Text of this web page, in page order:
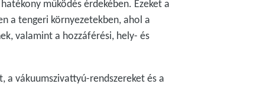
működés érdekében. Ezeket a
a tengeri környezetekben, ahol a
valamint a hozzáférési, hely- és
vákuumszivattyú-rendszereket és a